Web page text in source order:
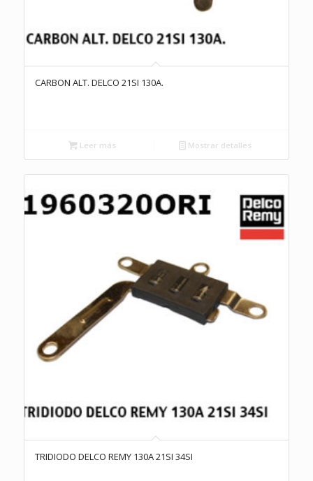
CARBON ALT. DELCO 21SI 130A.
Leer más Mostrar detalles
TRIDIODO DELCO REMY 130A 21SI 34SI